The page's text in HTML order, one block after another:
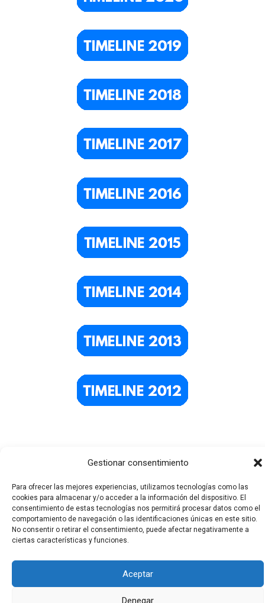
Gestionar consentimiento
Para ofrecer las mejores experiencias, utilizamos tecnologías como las
cookies para almacenar y/o acceder a la información del dispositivo. El
consentimiento de estas tecnologías nos permitirá procesar datos como el
comportamiento de navegación o las identificaciones únicas en este sitio.
No consentir o retirar el consentimiento, puede afectar negativamente a
ciertas características y funciones.
Aceptar
Denegar
Todos los derechos © 2026 El Funerario Digital | Funciona
gracias aTema Astra para WordPress